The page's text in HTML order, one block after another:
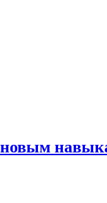
новым